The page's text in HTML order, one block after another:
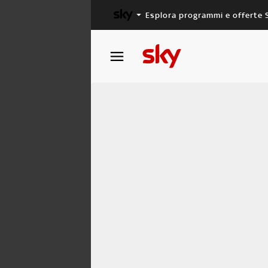
Esplora programmi e offerte